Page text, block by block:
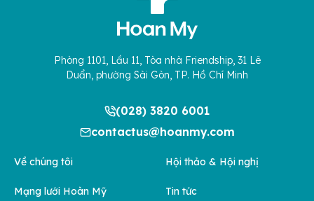
Phòng 1101, Lầu 11, Tòa nhà Friendship, 31 Lê
Duẩn, phường Sài Gòn, TP. Hồ Chí Minh
(028) 3820 6001
contactus@hoanmy.com
Về chúng tôi
Mạng lưới Hoàn Mỹ
Hội thảo & Hội nghị
Tin tức